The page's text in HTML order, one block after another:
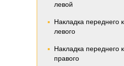
левой
Накладка переднего
левого
Накладка переднего
правого